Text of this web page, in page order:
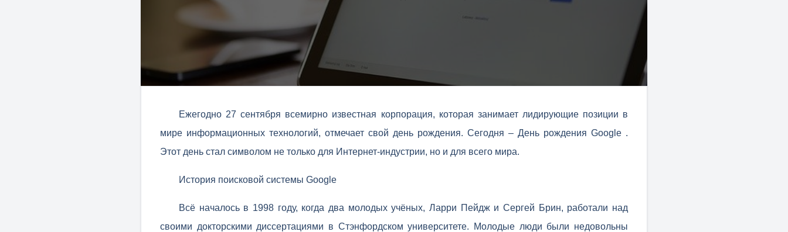
Ежегодно 27 сентября всемирно известная корпорация, которая занимает лидирующие позиции в
мире информационных технологий, отмечает свой день рождения. Сегодня – День рождения Google .
Этот день стал символом не только для Интернет-индустрии, но и для всего мира.
История поисковой системы Google
Всё началось в 1998 году, когда два молодых учёных, Ларри Пейдж и Сергей Брин, работали над
своими докторскими диссертациями в Стэнфордском университете. Молодые люди были недовольны